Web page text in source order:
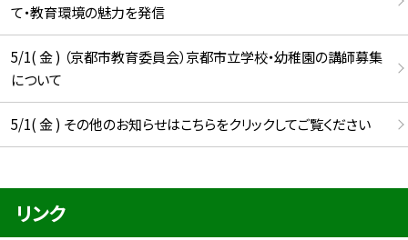
て・教育環境の魅力を発信
5/1( 金 ) （京都市教育委員会）京都市立学校・幼稚園の講師募集
について
5/1( 金 ) その他のお知らせはこちらをクリックしてご覧ください
リンク